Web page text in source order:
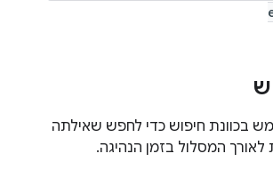
בכוונת חיפוש כדי לחפש שאילתה
לאורך המסלול בזמן הנהיגה.